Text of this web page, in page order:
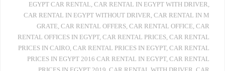
EGYPT CAR RENTAL, CAR RENTAL IN EGYPT WITH DRIVER,
CAR RENTAL IN EGYPT WITHOUT DRIVER, CAR RENTAL IN M
GRATE, CAR RENTAL OFFERS, CAR RENTAL OFFICE, CAR
RENTAL OFFICES IN EGYPT, CAR RENTAL PRICES, CAR RENTAL
PRICES IN CAIRO, CAR RENTAL PRICES IN EGYPT, CAR RENTAL
PRICES IN EGYPT 2016 CAR RENTAL IN EGYPT, CAR RENTAL